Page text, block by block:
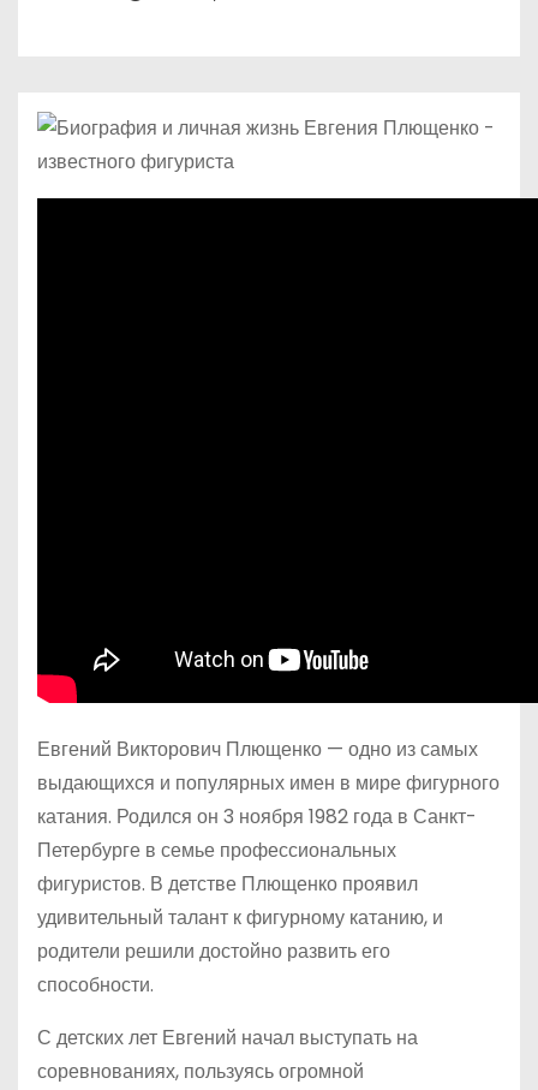
Евгений Викторович Плющенко — одно из самых
выдающихся и популярных имен в мире фигурного
катания. Родился он 3 ноября 1982 года в Санкт-
Петербурге в семье профессиональных
фигуристов. В детстве Плющенко проявил
удивительный талант к фигурному катанию, и
родители решили достойно развить его
способности.
С детских лет Евгений начал выступать на
соревнованиях, пользуясь огромной